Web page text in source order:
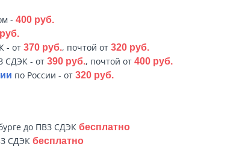
- 400 руб.
- от 370 руб., почтой от 320 руб.
СДЭК - от 390 руб., почтой от 400 руб.
по России - от 320 руб.
до ПВЗ СДЭК бесплатно
СДЭК бесплатно